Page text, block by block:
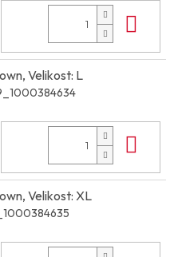
Velikost: L
Velikost: XL